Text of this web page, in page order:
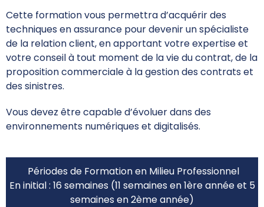
Cette formation vous permettra d’acquérir des
techniques en assurance pour devenir un spécialiste
de la relation client, en apportant votre expertise et
votre conseil à tout moment de la vie du contrat, de la
proposition commerciale à la gestion des contrats et
des sinistres.
Vous devez être capable d’évoluer dans des
environnements numériques et digitalisés.
Périodes de Formation en Milieu Professionnel
En initial : 16 semaines (11 semaines en 1ère année et 5
semaines en 2ème année)